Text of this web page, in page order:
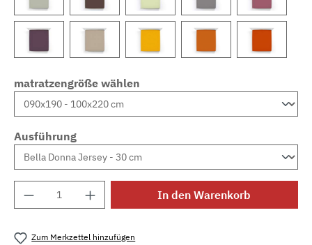
matratzengröße wählen
Ausführung
Produkt Anzahl: Gib den gewünschten
In den Warenkorb
Zum Merkzettel hinzufügen